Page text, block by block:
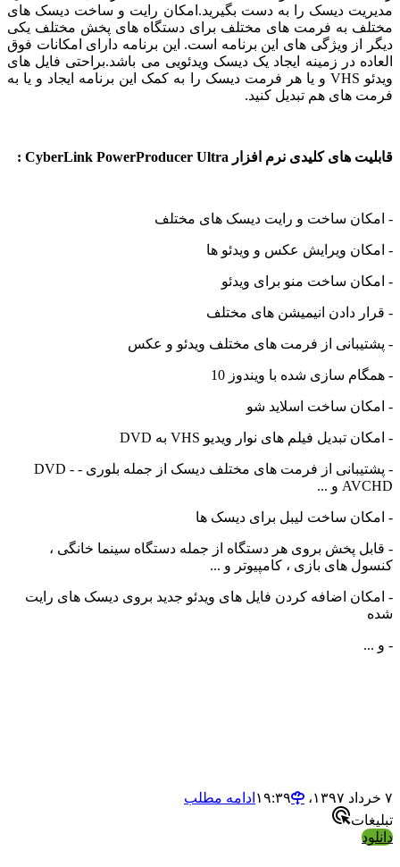
مدیریت دیسک را به دست بگیرید.امکان رایت و ساخت دیسک های
مختلف به فرمت های مختلف برای دستگاه های پخش مختلف یکی
دیگر از ویژگی های این برنامه است. این برنامه دارای امکانات فوق
العاده در زمینه ایجاد یک دیسک ویدئویی می باشد.براحتی فایل های
ویدئو VHS و یا هر فرمت دیسک را به کمک این برنامه ایجاد و یا به
فرمت های هم تبدیل کنید.
قابلیت های کلیدی نرم افزار CyberLink PowerProducer Ultra :
- امکان ساخت و رایت دیسک های مختلف
- امکان ویرایش عکس و ویدئو ها
- امکان ساخت منو برای ویدئو
- قرار دادن انیمیشن های مختلف
- پشتیبانی از فرمت های مختلف ویدئو و عکس
- همگام سازی شده با ویندوز 10
- امکان ساخت اسلاید شو
- امکان تبدیل فیلم های نوار ویدیو VHS به DVD
- پشتیبانی از فرمت های مختلف دیسک از جمله بلوری - DVD -
AVCHD و ...
- امکان ساخت لیبل برای دیسک ها
- قابل پخش بروی هر دستگاه از جمله دستگاه سینما خانگی ،
کنسول های بازی ، کامپیوتر و ...
- امکان اضافه کردن فایل های ویدئو جدید بروی دیسک های رایت
شده
- و ...
۷ خرداد ۱۳۹۷،‏ ۱۹:۳۹
ادامه مطلب
تبلیغات
دانلود